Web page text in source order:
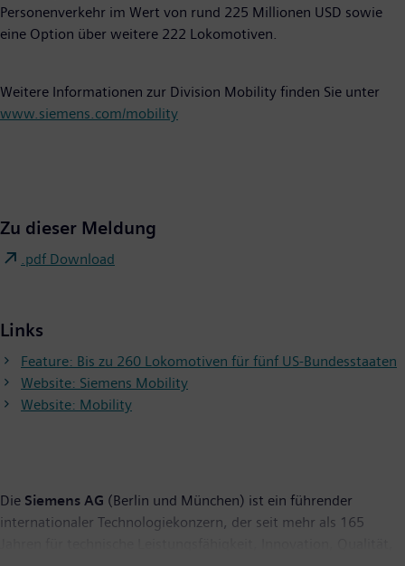
Personenverkehr im Wert von rund 225 Millionen USD sowie
eine Option über weitere 222 Lokomotiven.
Weitere Informationen zur Division Mobility finden Sie unter
www.siemens.com/mobility
Zu dieser Meldung
.pdf Download
Links
Feature: Bis zu 260 Lokomotiven für fünf US-Bundesstaaten
Website: Siemens Mobility
Website: Mobility
Die Siemens AG (Berlin und München) ist ein führender
internationaler Technologiekonzern, der seit mehr als 165